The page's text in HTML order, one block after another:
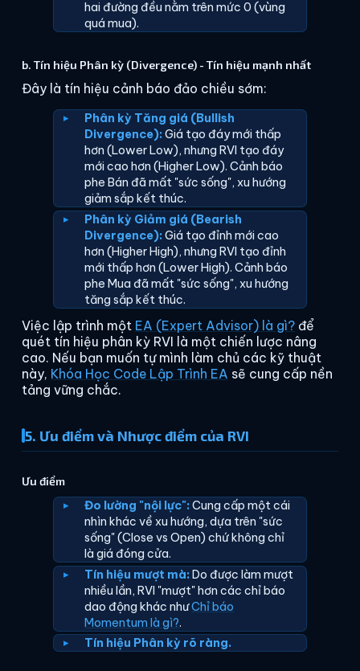
hai đường đều nằm trên mức 0 (vùng
quá mua).
b. Tín hiệu Phân kỳ (Divergence) - Tín hiệu mạnh nhất
Đây là tín hiệu cảnh báo đảo chiều sớm:
Phân kỳ Tăng giá (Bullish
Divergence):Giá tạo đáy mới thấp
hơn (Lower Low), nhưng RVI tạo đáy
mới cao hơn (Higher Low). Cảnh báo
phe Bán đã mất "sức sống", xu hướng
giảm sắp kết thúc.
Phân kỳ Giảm giá (Bearish
Divergence):Giá tạo đỉnh mới cao
hơn (Higher High), nhưng RVI tạo đỉnh
mới thấp hơn (Lower High). Cảnh báo
phe Mua đã mất "sức sống", xu hướng
tăng sắp kết thúc.
Việc lập trình một EA (Expert Advisor) là gì?để
quét tín hiệu phân kỳ RVI là một chiến lược nâng
cao. Nếu bạn muốn tự mình làm chủ các kỹ thuật
này, Khóa Học Code Lập Trình EA sẽ cung cấp nền
tảng vững chắc.
5. Ưu điểm và Nhược điểm của RVI
Ưu điểm
Đo lường "nội lực":Cung cấp một cái
nhìn khác về xu hướng, dựa trên "sức
sống" (Close vs Open) chứ không chỉ
là giá đóng cửa.
Tín hiệu mượt mà:Do được làm mượt
nhiều lần, RVI "mượt" hơn các chỉ báo
dao động khác nhưChỉ báo
Momentum là gì?.
Tín hiệu Phân kỳ rõ ràng.